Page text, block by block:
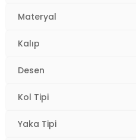
Üretim Yeri :
Materyal
Kalıp
Desen
Kol Tipi
Yaka Tipi